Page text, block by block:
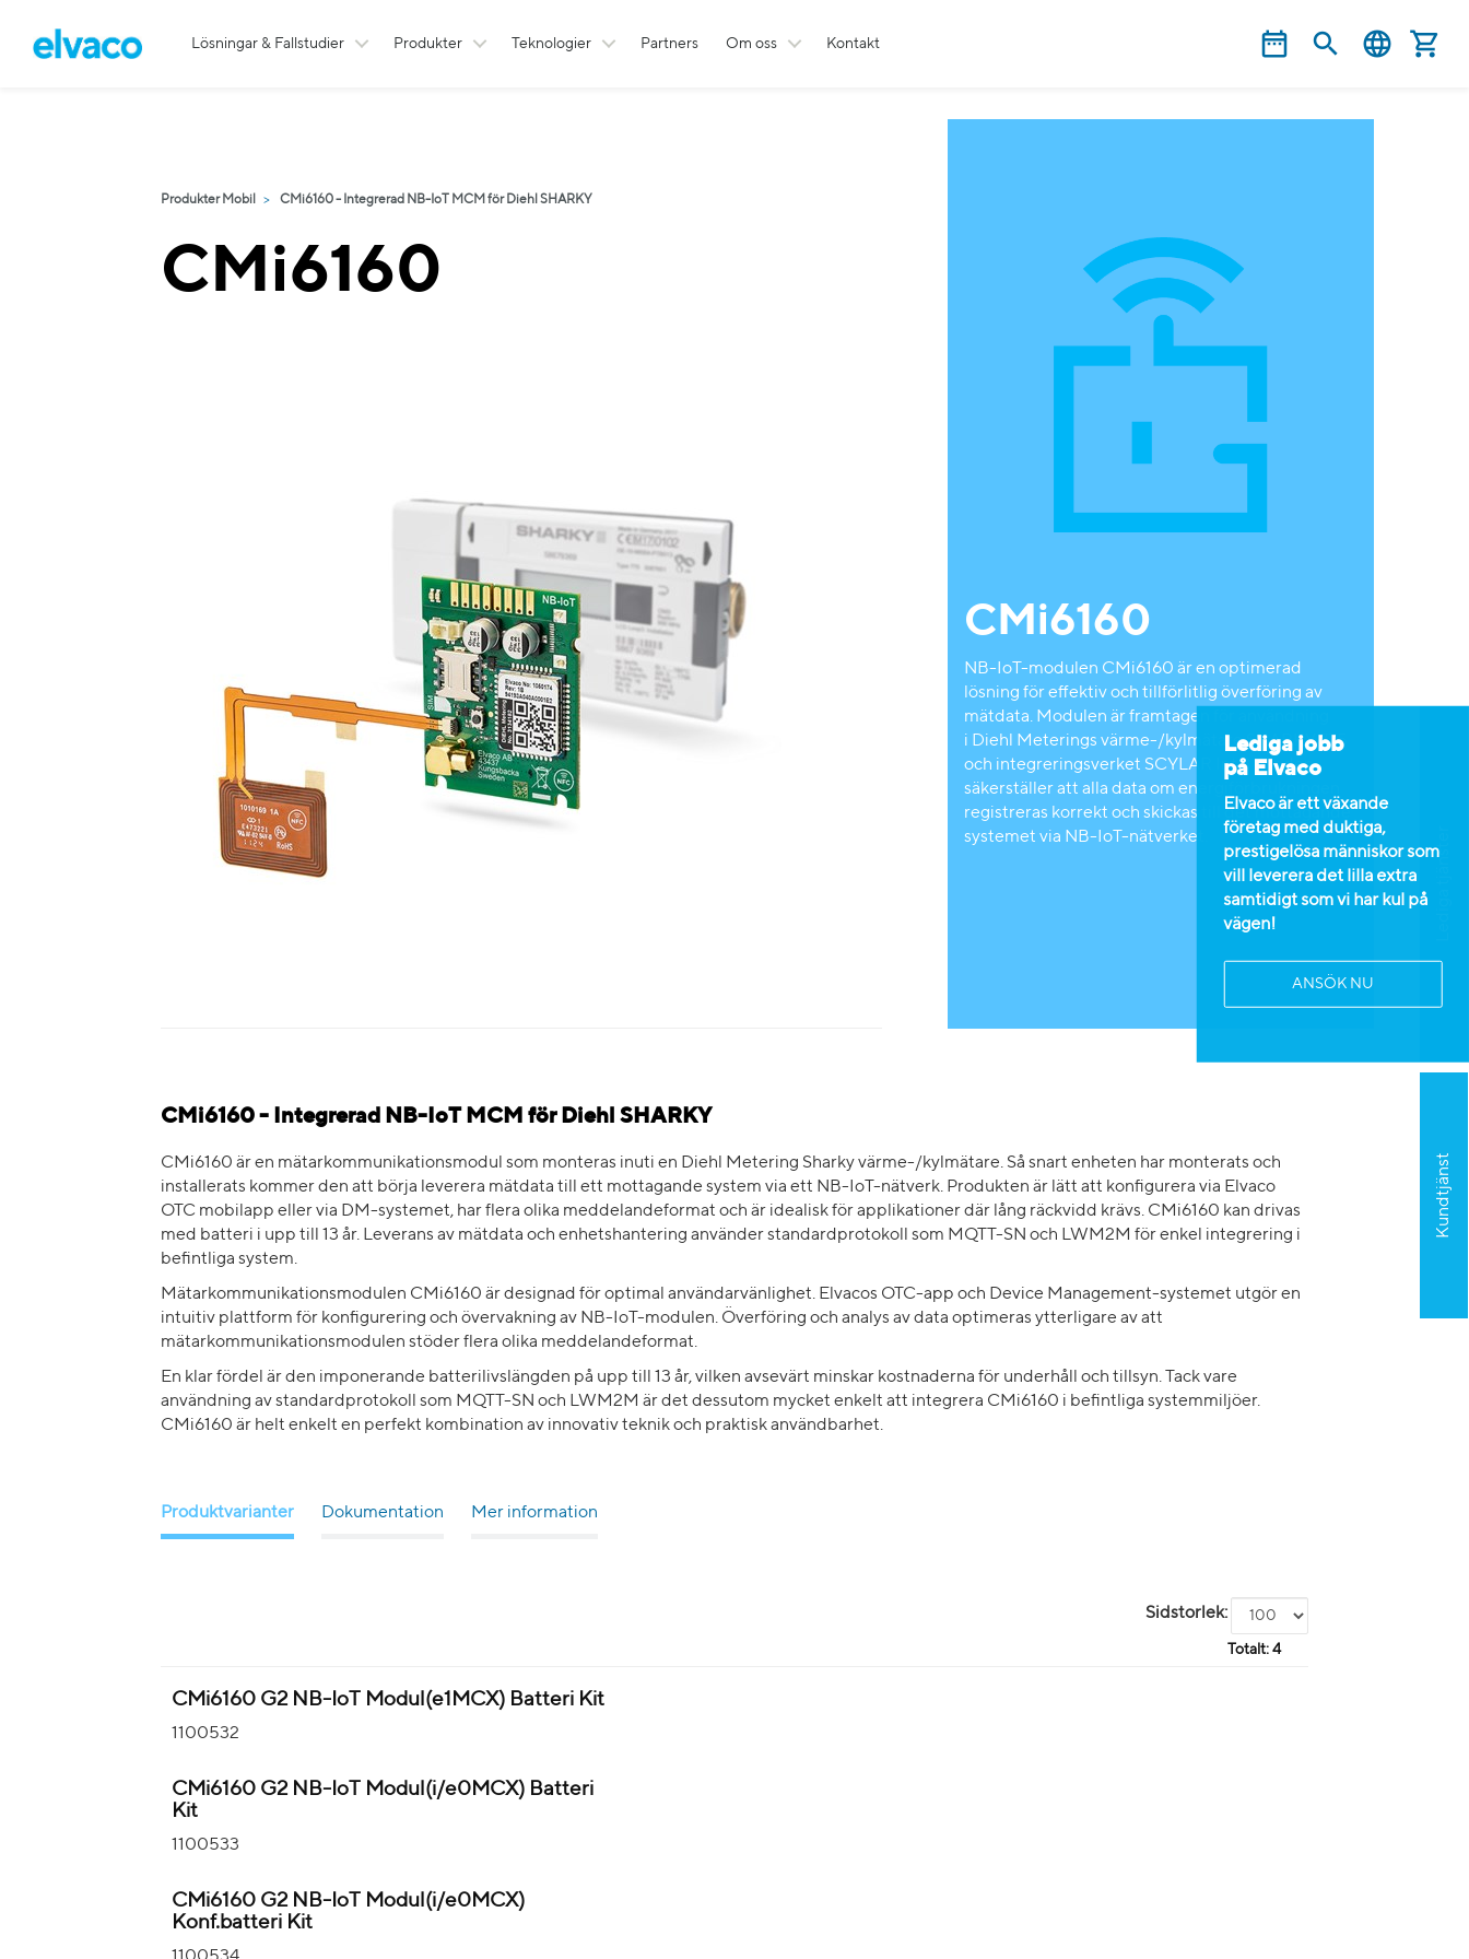
Lösningar & Fallstudier Produkter Teknologier Partners Om oss Kontakt
Kundtjänst
Lediga tjänster
Lediga jobb
på Elvaco
Elvaco är ett växande
företag med duktiga,
prestigelösa människor som
vill leverera det lilla extra
samtidigt som vi har kul på
vägen!
ANSÖK NU
Produkter Mobil CMi6160 - Integrerad NB-IoT MCM för Diehl SHARKY
CMi6160
CMi6160
NB-IoT-modulen CMi6160 är en optimerad
lösning för effektiv och tillförlitlig överföring av
mätdata. Modulen är framtagen för användning
i Diehl Meterings värme-/kylmätare SHARKY 775
och integreringsverket SCYLAR Int 8 där den
säkerställer att alla data om energiförbrukningen
registreras korrekt och skickas till det mottagande
systemet via NB-IoT-nätverket.
CMi6160 - Integrerad NB-IoT MCM för Diehl SHARKY
CMi6160 är en mätarkommunikationsmodul som monteras inuti en Diehl Metering Sharky värme-/kylmätare. Så snart enheten har monterats och
installerats kommer den att börja leverera mätdata till ett mottagande system via ett NB-IoT-nätverk. Produkten är lätt att konfigurera via Elvaco
OTC mobilapp eller via DM-systemet, har flera olika meddelandeformat och är idealisk för applikationer där lång räckvidd krävs. CMi6160 kan drivas
med batteri i upp till 13 år. Leverans av mätdata och enhetshantering använder standardprotokoll som MQTT-SN och LWM2M för enkel integrering i
befintliga system.
Mätarkommunikationsmodulen CMi6160 är designad för optimal användarvänlighet. Elvacos OTC-app och Device Management-systemet utgör en
intuitiv plattform för konfigurering och övervakning av NB-IoT-modulen. Överföring och analys av data optimeras ytterligare av att
mätarkommunikationsmodulen stöder flera olika meddelandeformat.
En klar fördel är den imponerande batterilivslängden på upp till 13 år, vilken avsevärt minskar kostnaderna för underhåll och tillsyn. Tack vare
användning av standardprotokoll som MQTT-SN och LWM2M är det dessutom mycket enkelt att integrera CMi6160 i befintliga systemmiljöer.
CMi6160 är helt enkelt en perfekt kombination av innovativ teknik och praktisk användbarhet.
Produktvarianter Dokumentation Mer information
Sidstorlek:
Totalt: 4
CMi6160 G2 NB-IoT Modul(e1MCX) Batteri Kit
1100532
CMi6160 G2 NB-IoT Modul(i/e0MCX) Batteri
Kit
1100533
CMi6160 G2 NB-IoT Modul(i/e0MCX)
Konf.batteri Kit